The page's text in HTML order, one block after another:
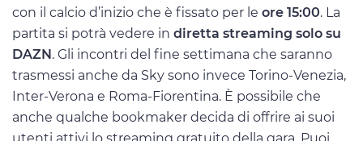
con il calcio d’inizio che è fissato per le ore 15:00. La
partita si potrà vedere in diretta streaming solo su
DAZN. Gli incontri del fine settimana che saranno
trasmessi anche da Sky sono invece Torino-Venezia,
Inter-Verona e Roma-Fiorentina. È possibile che
anche qualche bookmaker decida di offrire ai suoi
utenti attivi lo streaming gratuito della gara. Puoi